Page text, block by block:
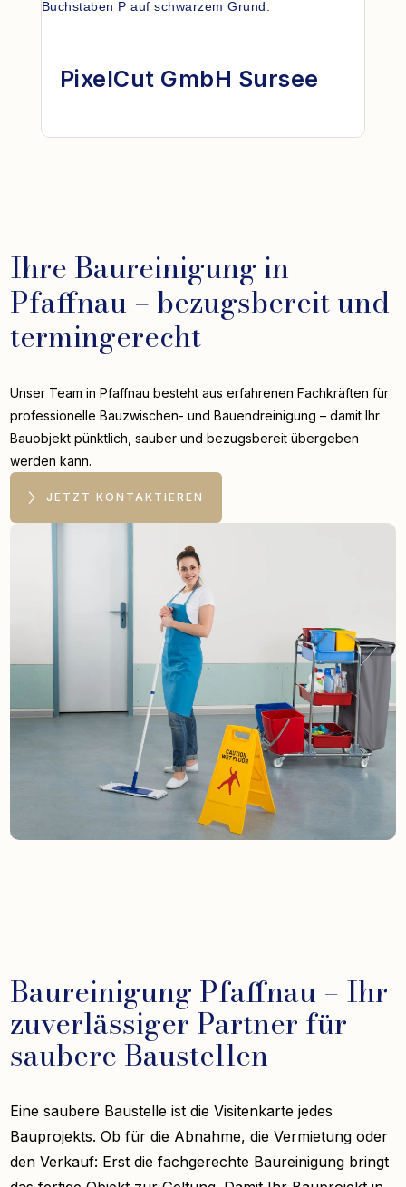
PixelCut GmbH Sursee
Ihre Baureinigung in
Pfaffnau – bezugsbereit und
termingerecht
Unser Team in Pfaffnau besteht aus erfahrenen Fachkräften für
professionelle Bauzwischen- und Bauendreinigung – damit Ihr
Bauobjekt pünktlich, sauber und bezugsbereit übergeben
werden kann.
JETZT KONTAKTIEREN
Baureinigung Pfaffnau – Ihr
zuverlässiger Partner für
saubere Baustellen
Eine saubere Baustelle ist die Visitenkarte jedes
Bauprojekts. Ob für die Abnahme, die Vermietung oder
den Verkauf: Erst die fachgerechte Baureinigung bringt